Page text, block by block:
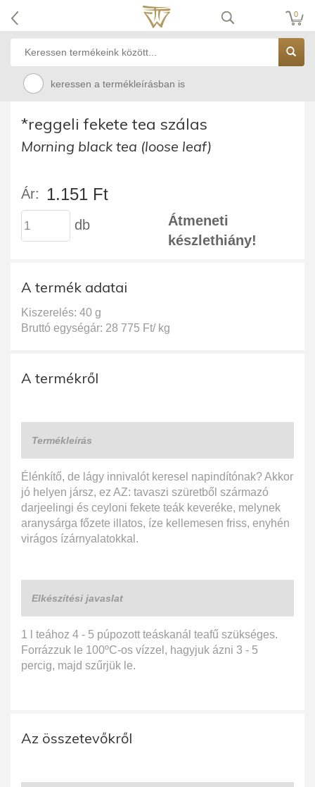
0
keressen a termékleírásban is
*reggeli fekete tea szálas
Morning black tea (loose leaf)
Ár: 1.151 Ft
db
Átmeneti
készlethiány!
A termék adatai
Kiszerelés: 40 g
Bruttó egységár: 28 775 Ft/ kg
A termékről
Termékleírás
Élénkítő, de lágy innivalót keresel napindítónak? Akkor
jó helyen jársz, ez AZ: tavaszi szüretből származó
darjeelingi és ceyloni fekete teák keveréke, melynek
aranysárga főzete illatos, íze kellemesen friss, enyhén
virágos ízárnyalatokkal.
Elkészítési javaslat
1 l teához 4 - 5 púpozott teáskanál teafű szükséges.
Forrázzuk le 100ºC-os vízzel, hagyjuk ázni 3 - 5
percig, majd szűrjük le.
Az összetevőkről